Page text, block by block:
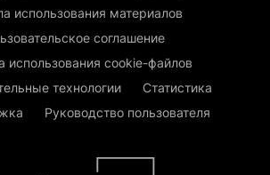
использования материалов
соглашение
использования cookie-файлов
технологии
Статистика
Руководство пользователя